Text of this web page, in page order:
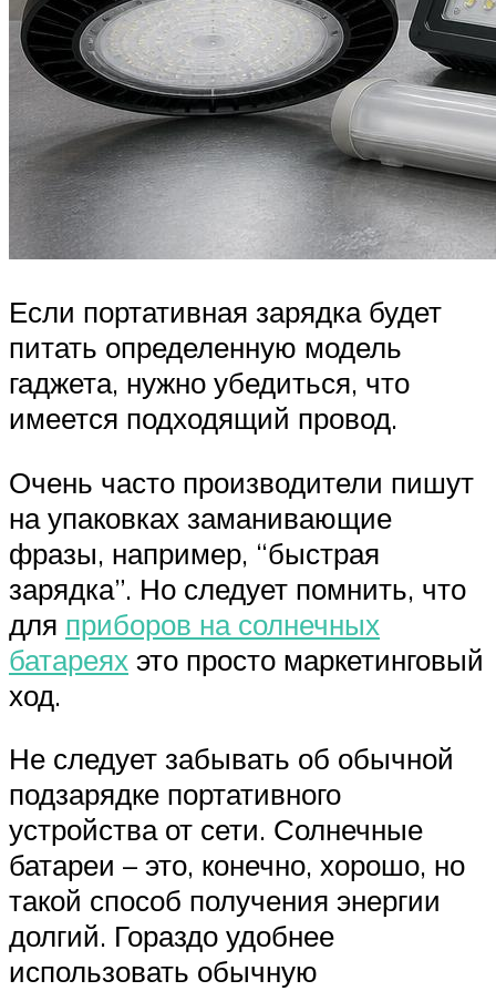
Если портативная зарядка будет
питать определенную модель
гаджета, нужно убедиться, что
имеется подходящий провод.
Очень часто производители пишут
на упаковках заманивающие
фразы, например, “быстрая
зарядка”. Но следует помнить, что
для приборов на солнечных
батареях это просто маркетинговый
ход.
Не следует забывать об обычной
подзарядке портативного
устройства от сети. Солнечные
батареи – это, конечно, хорошо, но
такой способ получения энергии
долгий. Гораздо удобнее
использовать обычную